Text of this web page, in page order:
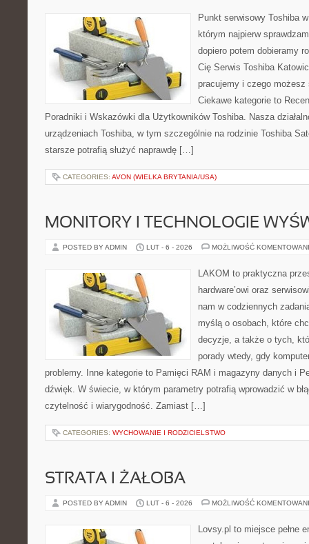
Punkt serwisowy Toshiba
którym najpierw
dopiero potem dobieramy
Cię Serwis Toshiba
pracujemy i czego możesz
Ciekawe kategorie to
Poradniki i Wskazówki dla Użytkowników Toshiba. Nasza
urządzeniach Toshiba, w tym szczególnie na rodzinie Toshiba
starsze potrafią służyć naprawdę […]
CATEGORIES: AVON (WIELKA BRYTANIA/USA)
MONITORY I TECHNOLOGIE
POSTED BY ADMIN LUT - 6 - 2026 MOŻLIWOŚĆ
LAKOM to praktyczna
hardware’owi oraz
nam w codziennych
myślą o osobach, które
decyzje, a także o tych,
porady wtedy, gdy
problemy. Inne kategorie to Pamięci RAM i magazyny danych i
dźwięk. W świecie, w którym parametry potrafią wprowadzić w
czytelność i wiarygodność. Zamiast […]
CATEGORIES: WYCHOWANIE I RODZICIELSTWO
STRATA I ŻAŁOBA
POSTED BY ADMIN LUT - 6 - 2026 MOŻLIWOŚĆ
Lovsy.pl to miejsce pełne